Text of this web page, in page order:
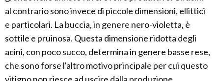
al contrario sono invece di piccole dimensioni, ellittici
e particolari. La buccia, in genere nero-violetta, è
sottile e pruinosa. Questa dimensione ridotta degli
acini, con poco succo, determina in genere basse rese,
che sono forse l'altro motivo principale per cui questo